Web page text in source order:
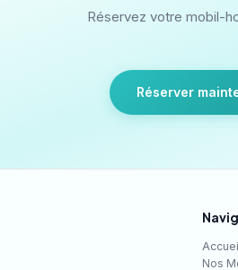
Réservez votre mobil-
Réserver
Nos